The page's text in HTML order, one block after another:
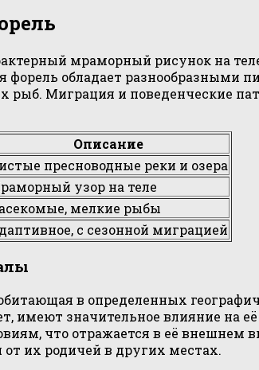
мраморный рисунок на
форель обладает разнообразными
рыб. Миграция и поведенческие
Описание
пресноводные реки и озера
узор на теле
мелкие рыбы
с сезонной миграцией
в определенных
имеют значительное влияние на
что отражается в её внешнем
их родичей в других местах.